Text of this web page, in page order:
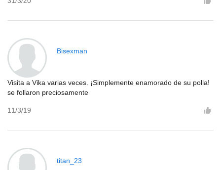
Bisexman
Visita a Vika varias veces. ¡Simplemente enamorado de su polla!
se follaron preciosamente
11/3/19
titan_23